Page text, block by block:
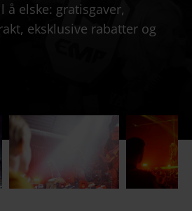
elske: gratisgaver,
eksklusive rabatter og